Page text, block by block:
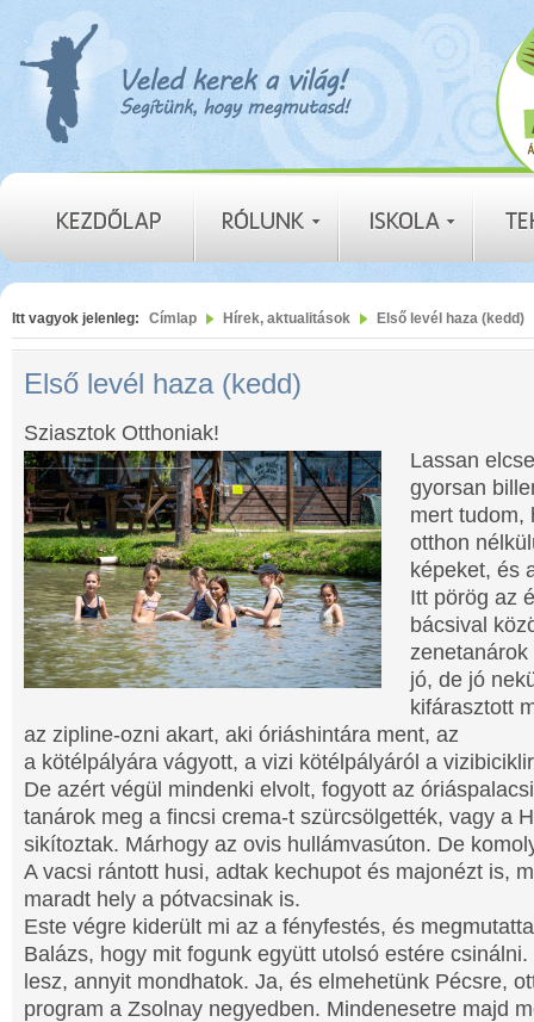
Itt vagyok jelenleg: Címlap Hírek, aktualitások Első levél haza (kedd)
Első levél haza (kedd)
Sziasztok Otthoniak!
Lassan
gyorsan
mert tudom,
otthon
képeket, és
Itt pörög az
bácsival
zenetanárok
jó, de jó
kifárasztott
az zipline-ozni akart, aki óriáshintára ment, az
a kötélpályára vágyott, a vizi kötélpályáról a
De azért végül mindenki elvolt, fogyott az
tanárok meg a fincsi crema-t szürcsölgették, vagy a
sikítoztak. Márhogy az ovis hullámvasúton. De
A vacsi rántott husi, adtak kechupot és majonézt is,
maradt hely a pótvacsinak is.
Este végre kiderült mi az a fényfestés, és
Balázs, hogy mit fogunk együtt utolsó estére
lesz, annyit mondhatok. Ja, és elmehetünk Pécsre,
program a Zsolnay negyedben. Mindenesetre majd